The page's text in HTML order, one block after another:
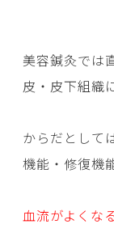
美容鍼灸では
皮・皮下組織
からだとして
機能・修復機
血流がよくな